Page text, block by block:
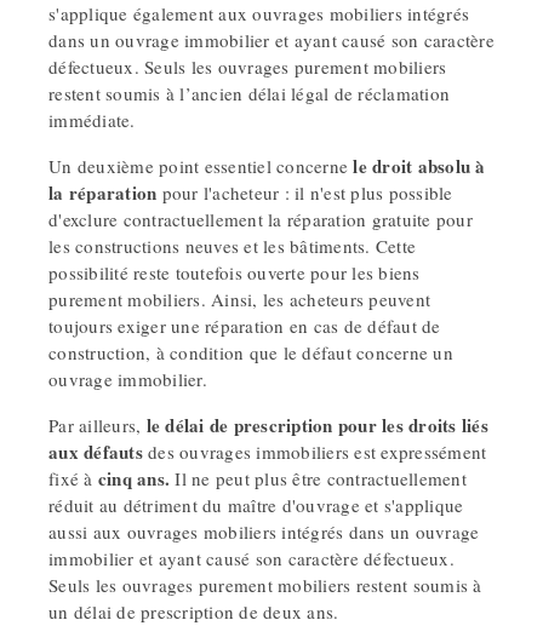
s'applique également aux ouvrages mobiliers intégrés
dans un ouvrage immobilier et ayant causé son caractère
défectueux. Seuls les ouvrages purement mobiliers
restent soumis à l’ancien délai légal de réclamation
immédiate.
Un deuxième point essentiel concernele droit absolu à
la réparation pour l'acheteur : il n'est plus possible
d'exclure contractuellement la réparation gratuite pour
les constructions neuves et les bâtiments. Cette
possibilité reste toutefois ouverte pour les biens
purement mobiliers. Ainsi, les acheteurs peuvent
toujours exiger une réparation en cas de défaut de
construction, à condition que le défaut concerne un
ouvrage immobilier.
Par ailleurs, le délai de prescription pour les droits liés
aux défauts des ouvrages immobiliers est expressément
fixé à cinq ans. Il ne peut plus être contractuellement
réduit au détriment du maître d'ouvrage et s'applique
aussi aux ouvrages mobiliers intégrés dans un ouvrage
immobilier et ayant causé son caractère défectueux.
Seuls les ouvrages purement mobiliers restent soumis à
un délai de prescription de deux ans.